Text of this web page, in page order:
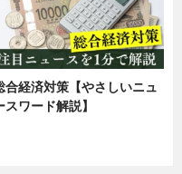
合経済対策【やさしいニュ
スワード解説】